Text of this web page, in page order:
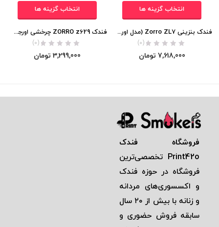
انتخاب گزینه ها
فندک بنزینی Zorro ZL7 (مدل اورسایز ساده) اورجینال
(0)
7,618,000 تومان
انتخاب گزینه ها
فندک ZORRO z629 چرخشی اورجینال
(0)
3,299,000 تومان
فروشگاه فندک
Print42o تخصصی‌ترين
فروشگاه در حوزه فندک
و اكسسوری‌های مردانه
و زنانه با بيش از ٢٠ سال
سابقه فروش حضوری و